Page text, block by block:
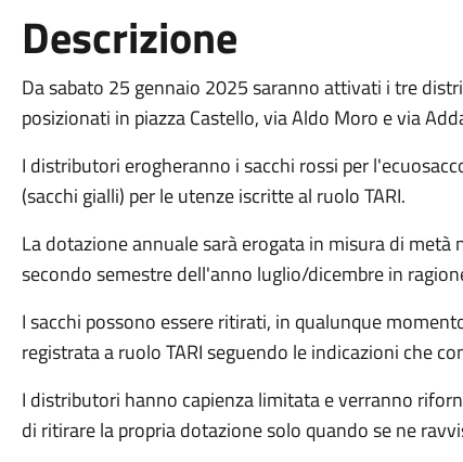
Descrizione
Da sabato 25 gennaio 2025 saranno attivati i tre
posizionati in piazza Castello, via Aldo Moro e via
I distributori erogheranno i sacchi rossi per
(sacchi gialli) per le utenze iscritte al ruolo TARI.
La dotazione annuale sarà erogata in misura di
secondo semestre dell'anno luglio/dicembre in
I sacchi possono essere ritirati, in qualunque
registrata a ruolo TARI seguendo le indicazioni che
I distributori hanno capienza limitata e verranno
di ritirare la propria dotazione solo quando se ne